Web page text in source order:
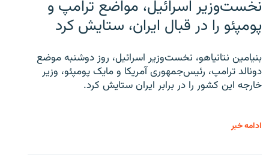
نخست‌وزیر اسرائیل، مواضع ترامپ و
پومپئو را در قبال ایران، ستایش کرد
بنیامین نتانیاهو، نخست‌وزیر اسرائیل، روز دوشنبه موضع
دونالد ترامپ، رئیس‌جمهوری آمریکا و مایک پومپئو، وزیر
خارجه این کشور را در برابر ایران ستایش کرد.
ادامه خبر